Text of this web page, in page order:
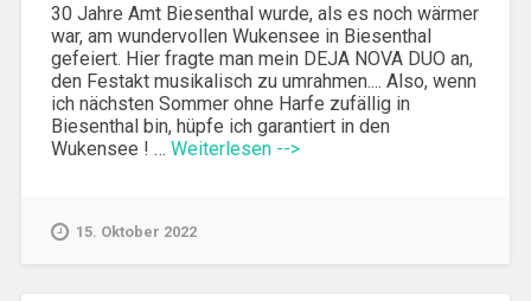
30 Jahre Amt Biesenthal wurde, als es noch wärmer
war, am wundervollen Wukensee in Biesenthal
gefeiert. Hier fragte man mein DEJA NOVA DUO an,
den Festakt musikalisch zu umrahmen.... Also, wenn
ich nächsten Sommer ohne Harfe zufällig in
Biesenthal bin, hüpfe ich garantiert in den
Wukensee ! … Weiterlesen -->
15. Oktober 2022